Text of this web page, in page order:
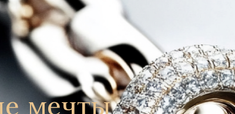
мечты